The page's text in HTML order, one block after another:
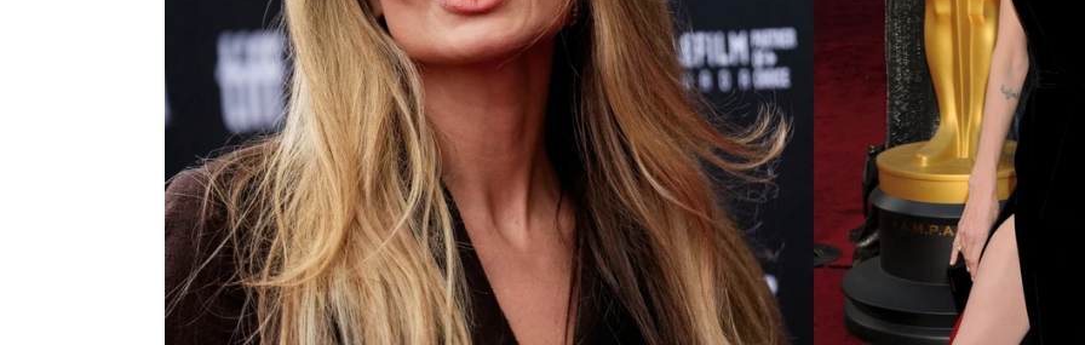
J. Carlos López Ruedas
Publicado:08 de septiembre de 2025, 14:02
WhatsappFacebook
X